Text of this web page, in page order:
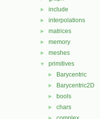
► include
► interpolations
► matrices
► memory
► meshes
▼ primitives
► Barycentric
► Barycentric2D
► bools
► chars